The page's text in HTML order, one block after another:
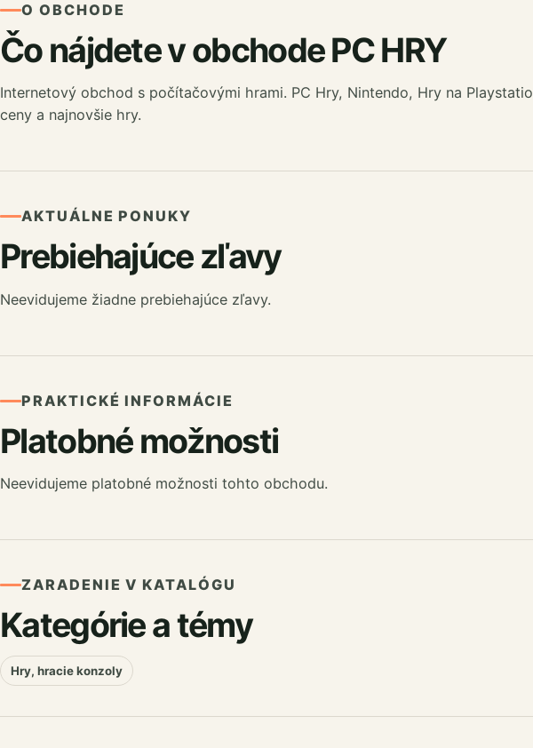
O OBCHODE
Čo nájdete v obchode PC HRY
Internetový obchod s počítačovými hrami. PC Hry, Nintendo, Hry na
ceny a najnovšie hry.
AKTUÁLNE PONUKY
Prebiehajúce zľavy
Neevidujeme žiadne prebiehajúce zľavy.
PRAKTICKÉ INFORMÁCIE
Platobné možnosti
Neevidujeme platobné možnosti tohto obchodu.
ZARADENIE V KATALÓGU
Kategórie a témy
Hry, hracie konzoly